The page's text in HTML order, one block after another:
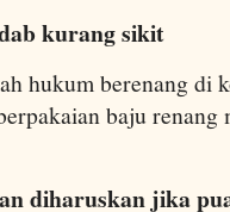
kurang sikit
hukum berenang di
baju
diharuskan jika